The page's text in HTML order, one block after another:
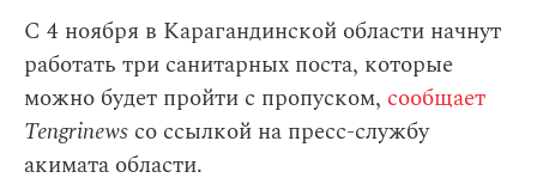
С 4 ноября в Карагандинской области начнут
работать три санитарных поста, которые
можно будет пройти с пропуском, сообщает
Tengrinews со ссылкой на пресс-службу
акимата области.